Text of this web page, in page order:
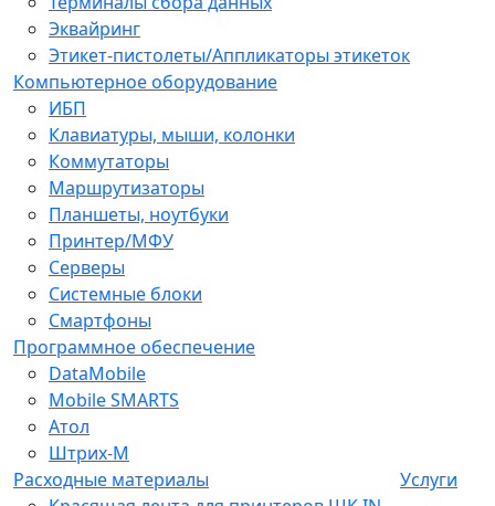
Эквайринг
Этикет-пистолеты/Аппликаторы этикеток
Компьютерное оборудование
ИБП
Клавиатуры, мыши, колонки
Коммутаторы
Маршрутизаторы
Планшеты, ноутбуки
Принтер/МФУ
Серверы
Системные блоки
Смартфоны
Программное обеспечение
DataMobile
Mobile SMARTS
Атол
Штрих-М
Расходные материалы
Услуги